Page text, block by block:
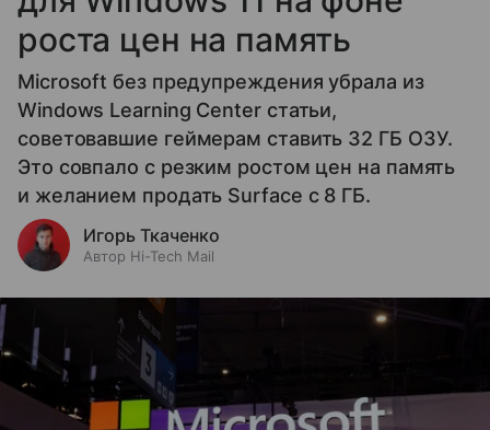
роста цен на память
Microsoft без предупреждения убрала из
Windows Learning Center статьи,
советовавшие геймерам ставить 32 ГБ ОЗУ.
Это совпало с резким ростом цен на память
и желанием продать Surface с 8 ГБ.
Игорь Ткаченко
Автор Hi-Tech Mail